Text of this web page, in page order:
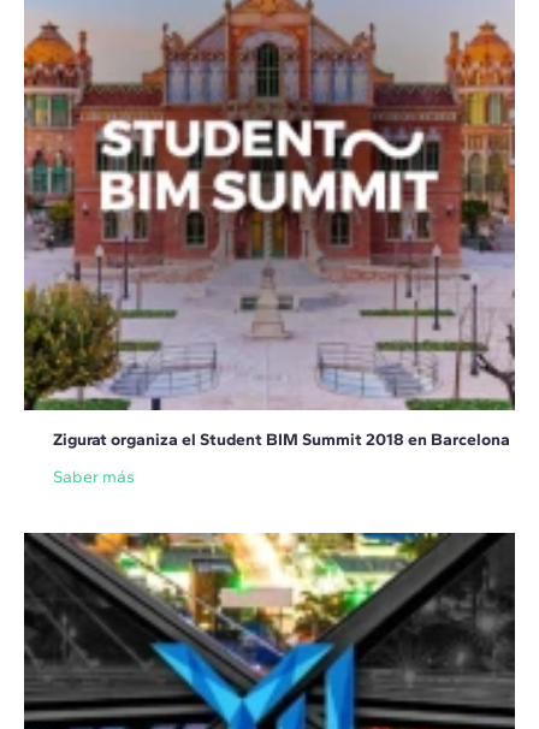
Zigurat organiza el Student BIM Summit 2018 en Barcelona
Saber más